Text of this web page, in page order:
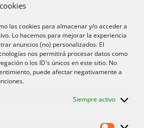
las cookies para almacenar y/o acceder a
Lo hacemos para mejorar la experiencia
anuncios (no) personalizados. El
nos permitirá procesar datos como
o los ID's únicos en este sitio. No
puede afectar negativamente a
Siempre activo
Alicante
Murcia
San Juan